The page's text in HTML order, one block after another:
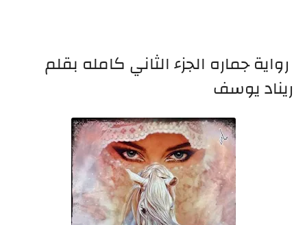
رواية جماره الجزء الثاني كامله بقلم
ريناد يوسف